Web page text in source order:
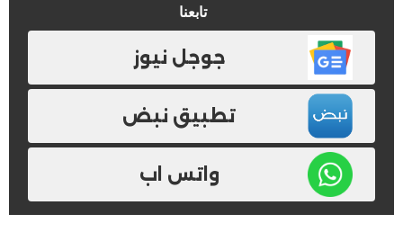
تابعنا
جوجل نيوز
تطبيق نبض
واتس اب